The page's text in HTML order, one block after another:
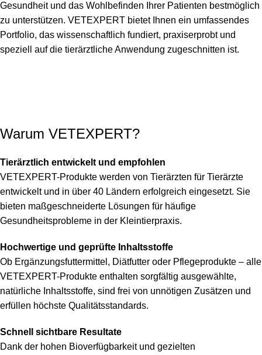
Gesundheit und das Wohlbefinden Ihrer Patienten bestmöglich
zu unterstützen. VETEXPERT bietet Ihnen ein umfassendes
Portfolio, das wissenschaftlich fundiert, praxiserprobt und
speziell auf die tierärztliche Anwendung zugeschnitten ist.
Warum VETEXPERT?
Tierärztlich entwickelt und empfohlen
VETEXPERT-Produkte werden von Tierärzten für Tierärzte
entwickelt und in über 40 Ländern erfolgreich eingesetzt. Sie
bieten maßgeschneiderte Lösungen für häufige
Gesundheitsprobleme in der Kleintierpraxis.
Hochwertige und geprüfte Inhaltsstoffe
Ob Ergänzungsfuttermittel, Diätfutter oder Pflegeprodukte – alle
VETEXPERT-Produkte enthalten sorgfältig ausgewählte,
natürliche Inhaltsstoffe, sind frei von unnötigen Zusätzen und
erfüllen höchste Qualitätsstandards.
Schnell sichtbare Resultate
Dank der hohen Bioverfügbarkeit und gezielten